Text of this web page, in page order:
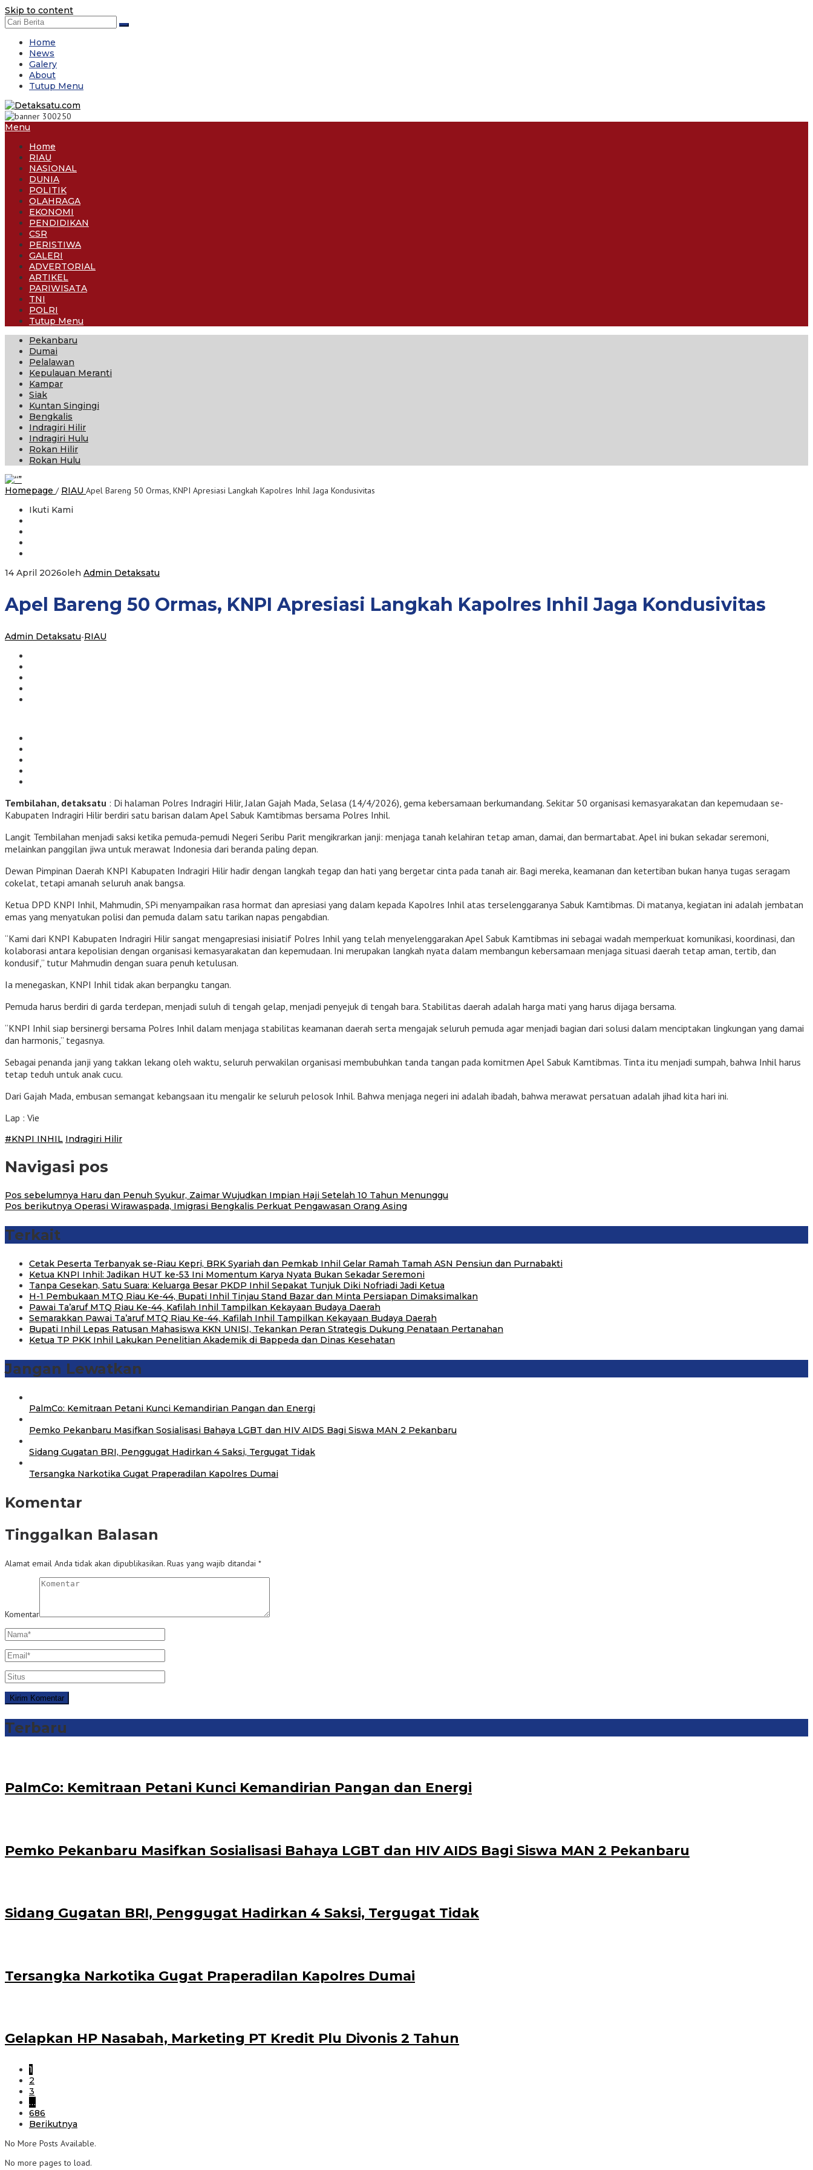
Skip to content
Home
News
Galery
About
Tutup Menu
Menu
Home
RIAU
NASIONAL
DUNIA
POLITIK
OLAHRAGA
EKONOMI
PENDIDIKAN
CSR
PERISTIWA
GALERI
ADVERTORIAL
ARTIKEL
PARIWISATA
TNI
POLRI
Tutup Menu
Pekanbaru
Dumai
Pelalawan
Kepulauan Meranti
Kampar
Siak
Kuntan Singingi
Bengkalis
Indragiri Hilir
Indragiri Hulu
Rokan Hilir
Rokan Hulu
Homepage / RIAU Apel Bareng 50 Ormas, KNPI Apresiasi Langkah Kapolres Inhil Jaga Kondusivitas
Ikuti Kami
14 April 2026oleh Admin Detaksatu
Apel Bareng 50 Ormas, KNPI Apresiasi Langkah Kapolres Inhil Jaga Kondusivitas
Admin Detaksatu-RIAU
Tembilahan, detaksatu : Di halaman Polres Indragiri Hilir, Jalan Gajah Mada, Selasa (14/4/2026), gema kebersamaan berkumandang. Sekitar 50 organisasi kemasyarakatan dan kepemudaan se-
Kabupaten Indragiri Hilir berdiri satu barisan dalam Apel Sabuk Kamtibmas bersama Polres Inhil.
Langit Tembilahan menjadi saksi ketika pemuda-pemudi Negeri Seribu Parit mengikrarkan janji: menjaga tanah kelahiran tetap aman, damai, dan bermartabat. Apel ini bukan sekadar seremoni,
melainkan panggilan jiwa untuk merawat Indonesia dari beranda paling depan.
Dewan Pimpinan Daerah KNPI Kabupaten Indragiri Hilir hadir dengan langkah tegap dan hati yang bergetar cinta pada tanah air. Bagi mereka, keamanan dan ketertiban bukan hanya tugas seragam
cokelat, tetapi amanah seluruh anak bangsa.
Ketua DPD KNPI Inhil, Mahmudin, SPi menyampaikan rasa hormat dan apresiasi yang dalam kepada Kapolres Inhil atas terselenggaranya Sabuk Kamtibmas. Di matanya, kegiatan ini adalah jembatan
emas yang menyatukan polisi dan pemuda dalam satu tarikan napas pengabdian.
“Kami dari KNPI Kabupaten Indragiri Hilir sangat mengapresiasi inisiatif Polres Inhil yang telah menyelenggarakan Apel Sabuk Kamtibmas ini sebagai wadah memperkuat komunikasi, koordinasi, dan
kolaborasi antara kepolisian dengan organisasi kemasyarakatan dan kepemudaan. Ini merupakan langkah nyata dalam membangun kebersamaan menjaga situasi daerah tetap aman, tertib, dan
kondusif,” tutur Mahmudin dengan suara penuh ketulusan.
Ia menegaskan, KNPI Inhil tidak akan berpangku tangan.
Pemuda harus berdiri di garda terdepan, menjadi suluh di tengah gelap, menjadi penyejuk di tengah bara. Stabilitas daerah adalah harga mati yang harus dijaga bersama.
“KNPI Inhil siap bersinergi bersama Polres Inhil dalam menjaga stabilitas keamanan daerah serta mengajak seluruh pemuda agar menjadi bagian dari solusi dalam menciptakan lingkungan yang damai
dan harmonis,” tegasnya.
Sebagai penanda janji yang takkan lekang oleh waktu, seluruh perwakilan organisasi membubuhkan tanda tangan pada komitmen Apel Sabuk Kamtibmas. Tinta itu menjadi sumpah, bahwa Inhil harus
tetap teduh untuk anak cucu.
Dari Gajah Mada, embusan semangat kebangsaan itu mengalir ke seluruh pelosok Inhil. Bahwa menjaga negeri ini adalah ibadah, bahwa merawat persatuan adalah jihad kita hari ini.
Lap : Vie
#KNPI INHIL Indragiri Hilir
Navigasi pos
Pos sebelumnya Haru dan Penuh Syukur, Zaimar Wujudkan Impian Haji Setelah 10 Tahun Menunggu
Pos berikutnya Operasi Wirawaspada, Imigrasi Bengkalis Perkuat Pengawasan Orang Asing
Terkait
Cetak Peserta Terbanyak se-Riau Kepri, BRK Syariah dan Pemkab Inhil Gelar Ramah Tamah ASN Pensiun dan Purnabakti
Ketua KNPI Inhil: Jadikan HUT ke-53 Ini Momentum Karya Nyata Bukan Sekadar Seremoni
Tanpa Gesekan, Satu Suara: Keluarga Besar PKDP Inhil Sepakat Tunjuk Diki Nofriadi Jadi Ketua
H-1 Pembukaan MTQ Riau Ke-44, Bupati Inhil Tinjau Stand Bazar dan Minta Persiapan Dimaksimalkan
Pawai Ta’aruf MTQ Riau Ke-44, Kafilah Inhil Tampilkan Kekayaan Budaya Daerah
Semarakkan Pawai Ta’aruf MTQ Riau Ke-44, Kafilah Inhil Tampilkan Kekayaan Budaya Daerah
Bupati Inhil Lepas Ratusan Mahasiswa KKN UNISI, Tekankan Peran Strategis Dukung Penataan Pertanahan
Ketua TP PKK Inhil Lakukan Penelitian Akademik di Bappeda dan Dinas Kesehatan
Jangan Lewatkan
PalmCo: Kemitraan Petani Kunci Kemandirian Pangan dan Energi
‎Pemko Pekanbaru Masifkan Sosialisasi Bahaya LGBT dan HIV AIDS Bagi Siswa MAN 2 Pekanbaru
Sidang Gugatan BRI, Penggugat Hadirkan 4 Saksi, Tergugat Tidak
Tersangka Narkotika Gugat Praperadilan Kapolres Dumai
Komentar
Tinggalkan Balasan
Alamat email Anda tidak akan dipublikasikan. Ruas yang wajib ditandai *
Komentar
Terbaru
PalmCo: Kemitraan Petani Kunci Kemandirian Pangan dan Energi
‎Pemko Pekanbaru Masifkan Sosialisasi Bahaya LGBT dan HIV AIDS Bagi Siswa MAN 2 Pekanbaru
Sidang Gugatan BRI, Penggugat Hadirkan 4 Saksi, Tergugat Tidak
Tersangka Narkotika Gugat Praperadilan Kapolres Dumai
Gelapkan HP Nasabah, Marketing PT Kredit Plu Divonis 2 Tahun
1
2
3
…
686
Berikutnya
No More Posts Available.
No more pages to load.